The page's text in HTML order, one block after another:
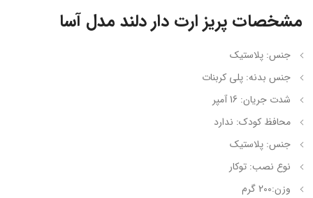
مشخصات پریز ارت دار دلند مدل آسا
جنس: پلاستیک
جنس بدنه: پلی کربنات
شدت جریان: 16 آمپر
محافظ کودک: ندارد
جنس: پلاستیک
نوع نصب: توکار
وزن:200 گرم